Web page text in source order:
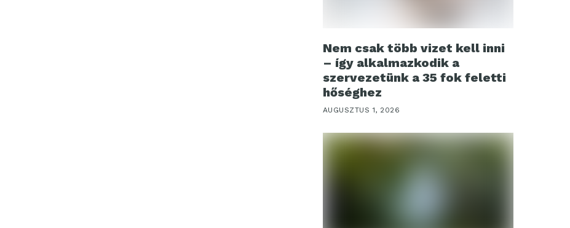
Nem csak több vizet kell inni
– így alkalmazkodik a
szervezetünk a 35 fok feletti
hőséghez
AUGUSZTUS 1, 2026